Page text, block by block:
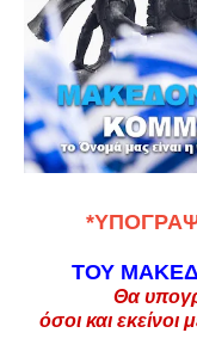
*
ΤΟΥ
Θα
όσοι και